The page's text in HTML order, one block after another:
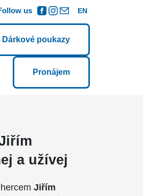
us EN
Dárkové poukazy
Pronájem
a užívej
Jiřím